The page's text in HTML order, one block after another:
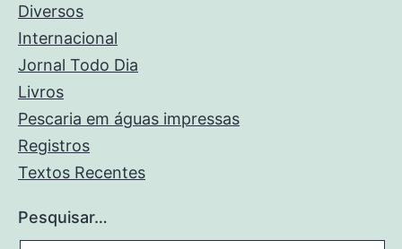
Diversos
Internacional
Jornal Todo Dia
Livros
Pescaria em águas impressas
Registros
Textos Recentes
Pesquisar…